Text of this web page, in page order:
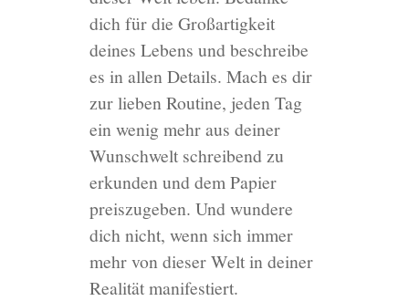
dich für die Großartigkeit
deines Lebens und beschreibe
es in allen Details. Mach es dir
zur lieben Routine, jeden Tag
ein wenig mehr aus deiner
Wunschwelt schreibend zu
erkunden und dem Papier
preiszugeben. Und wundere
dich nicht, wenn sich immer
mehr von dieser Welt in deiner
Realität manifestiert.